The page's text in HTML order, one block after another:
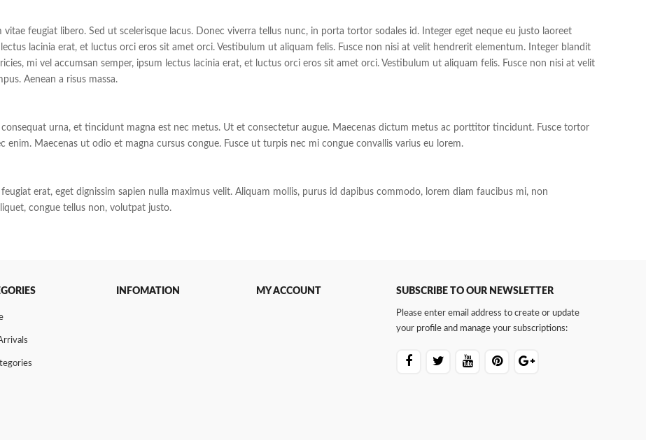
feugiat libero. Sed ut scelerisque lacus. Donec viverra tellus nunc, in porta tortor sodales id. Integer eget neque eu justo laoreet
lacinia erat, et luctus orci eros sit amet orci. Vestibulum ut aliquam felis. Fusce non nisi at velit hendrerit elementum. Integer blandit
mi vel accumsan semper, ipsum lectus lacinia erat, et luctus orci eros sit amet orci. Vestibulum ut aliquam felis. Fusce non nisi at velit
Aenean a risus massa.
urna, et tincidunt magna est nec metus. Ut et consectetur augue. Maecenas dictum metus ac porttitor tincidunt. Fusce tortor
Maecenas ut odio et magna cursus congue. Fusce ut turpis nec mi congue convallis varius eu lorem.
erat, eget dignissim sapien nulla maximus velit. Aliquam mollis, purus id dapibus commodo, lorem diam faucibus mi, non
congue tellus non, volutpat justo.
INFOMATION MY ACCOUNT SUBSCRIBE TO OUR NEWSLETTER
Please enter email address to create or update
your profile and manage your subscriptions: